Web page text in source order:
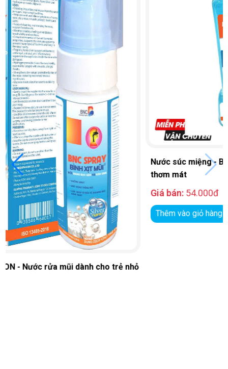
Nước súc miệng - BNC MOUTH RINSE® đem lại hơi thở
thơm mát
Giá bán:54.000đ
Thêm vào giỏ hàng